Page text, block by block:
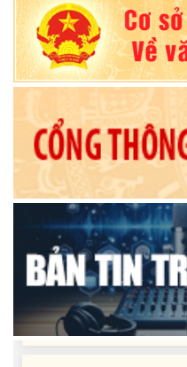
Nghị quyết Về chất vấn tại Kỳ
Đắk Lắk khóa XI, nhiệm kỳ
Nghị quyết Xác nhận kết quả
Đắk Lắk khoá XI, nhiệm kỳ
Tiểu phẩm audio spot Tiếng Ê
Tiểu phẩm audio spot Tiếng Ê
Tiểu phẩm audio spot Tiếng Ê
Tiểu phẩm audio spot Tiếng Ê